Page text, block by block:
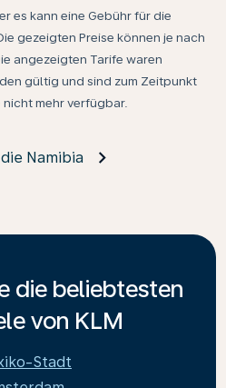
es kann eine Gebühr für die
gezeigten Preise können je nach
angezeigten Tarife waren
gültig und sind zum Zeitpunkt
mehr verfügbar.
Namibia
die beliebtesten
von KLM
Stadt